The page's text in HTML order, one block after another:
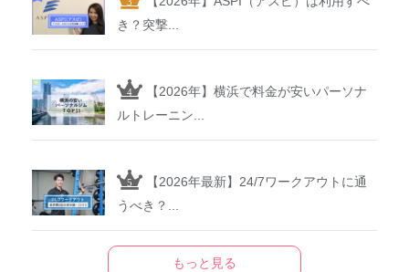
き？突撃...
【2026年】横浜で料金が安いパーソナ
ルトレーニン...
【2026年最新】24/7ワークアウトに通
うべき？...
もっと見る